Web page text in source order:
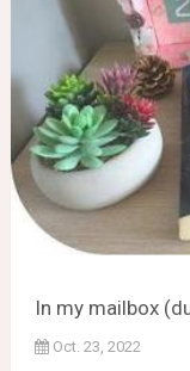
In my mailbox
Oct. 23, 2022